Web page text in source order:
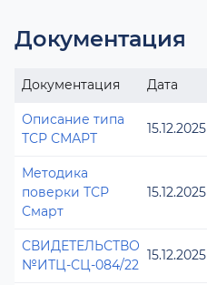
Документация
Документация Дата
Описание типа
ТСР СМАРТ
15.12.2025
Методика
поверки ТСР
Смарт
15.12.2025
СВИДЕТЕЛЬСТВО
№ИТЦ-СЦ-084/22
15.12.2025